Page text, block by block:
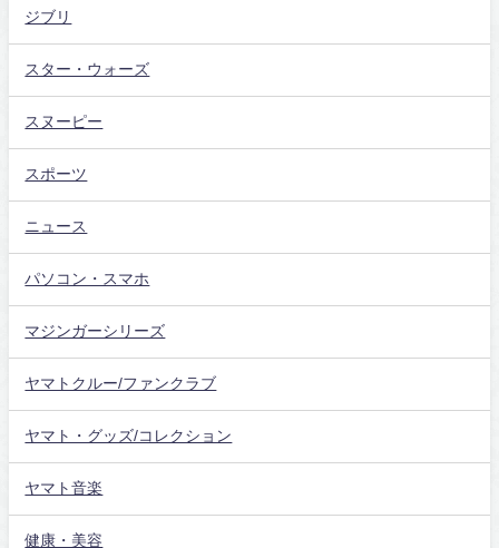
ジブリ
スター・ウォーズ
スヌーピー
スポーツ
ニュース
パソコン・スマホ
マジンガーシリーズ
ヤマトクルー/ファンクラブ
ヤマト・グッズ/コレクション
ヤマト音楽
健康・美容